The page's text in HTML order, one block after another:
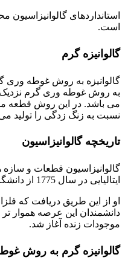
است.
گالوانیزه گرم
گالوانیزه به روش غوطه وری
نسبت به زنگ زدگی را تولید
تاریخچه گالوانیزاسیون
ایتالیایی در سال 1775 از دانشگاه BOLOGENS. در مقام پرفوسوری این دانشگاه در رشته کالبدشناسی به صورت اتفاقی دریافت. که پای قورباغه مرده زمانی که یک تکه فلز آن را لمس می کند حرکت می کند.
دانشمندان این عرصه هموار
موجودات زنده آغاز شد.
گالوانیزه گرم به روش